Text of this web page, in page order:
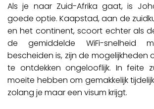
Als je naar Zuid-Afrika gaat, is
goede optie. Kaapstad, aan de
en het continent, scoort echter als
de gemiddelde WiFi-snelheid
bescheiden is, zijn de mogelijkheden
te ontdekken ongelooflijk. In feite
moeite hebben om gemakkelijk
zolang je maar een visum krijgt.